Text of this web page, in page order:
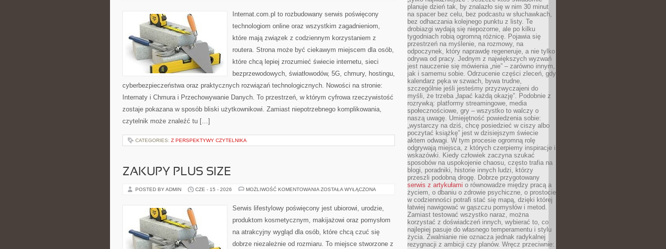
SPRZĘTU
Internat.com.pl to rozbudowany serwis poświęcony
technologiom online oraz wszystkim zagadnieniom,
które mają związek z codziennym korzystaniem z
routera. Strona może być ciekawym miejscem dla osób,
które chcą lepiej zrozumieć świecie internetu, sieci
bezprzewodowych, światłowodów, 5G, chmury, hostingu,
cyberbezpieczeństwa oraz praktycznych rozwiązań technologicznych. Nowości na stronie:
Internaty i Chmura i Przechowywanie Danych. To przestrzeń, w którym cyfrowa rzeczywistość
zostaje pokazana w sposób bliski użytkownikowi. Zamiast niepotrzebnego komplikowania,
czytelnik może znaleźć tu […]
CATEGORIES: Z PERSPEKTYWY CZYTELNIKA
ZAKUPY PLUS SIZE
POSTED BY ADMIN CZE - 15 - 2026 MOŻLIWOŚĆ KOMENTOWANIA ZAKUPY
ZOSTAŁA WYŁĄCZONA
Serwis lifestylowy poświęcony jest ubiorowi, urodzie,
produktom kosmetycznym, makijażowi oraz pomysłom
na atrakcyjny wygląd dla osób, które chcą czuć się
dobrze niezależnie od rozmiaru. To miejsce stworzone z
planuje dzień tak, by znalazło się w nim 30 minut
na spacer bez celu, bez podcastu w słuchawkach,
bez odhaczania kolejnego punktu z listy. Te
drobiazgi wydają się niepozorne, ale po kilku
tygodniach robią ogromną różnicę. Pojawia się
przestrzeń na myślenie, na rozmowy, na
odpoczynek, który naprawdę regeneruje, a nie tylko
odrywa od pracy. Jednym z największych wyzwań
jest nauczenie się mówienia „nie” – zarówno innym,
jak i samemu sobie. Odrzucenie części zleceń, gdy
kalendarz pęka w szwach, bywa trudne,
szczególnie jeśli jesteśmy przyzwyczajeni do
myśli, że trzeba „łapać każdą okazję”. Podobnie z
rozrywką: platformy streamingowe, media
społecznościowe, gry – wszystko to walczy o
naszą uwagę. Umiejętność powiedzenia sobie:
„wystarczy na dziś, chcę posiedzieć w ciszy albo
poczytać książkę” jest w dzisiejszym świecie
aktem odwagi. W tym procesie ogromną rolę
odgrywają miejsca, z których czerpiemy inspiracje i
wskazówki. Kiedy człowiek zaczyna szukać
sposobów na uspokojenie chaosu, często trafia na
blogi, poradniki, historie innych ludzi, którzy
przeszli podobną drogę. Dobrze przygotowany
serwis z artykułami o równowadze między pracą a
życiem, o dbaniu o zdrowie psychiczne, o prostocie
w codzienności potrafi stać się mapą, dzięki której
łatwiej nawigować w gąszczu pomysłów i metod.
Zamiast testować wszystko naraz, można
korzystać z doświadczeń innych, wybierać to, co
najlepiej pasuje do własnego temperamentu i stylu
życia. Zwalnianie nie oznacza jednak radykalnej
rezygnacji z ambicji czy planów. Wręcz przeciwnie: